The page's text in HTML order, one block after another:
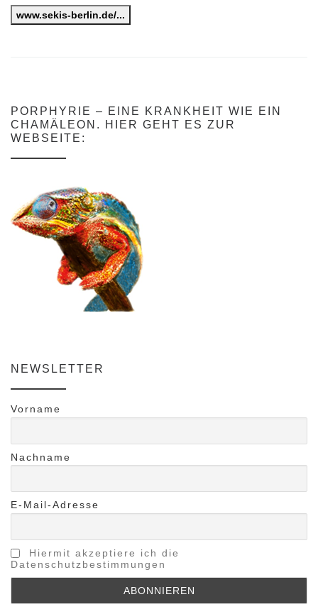
www.sekis-berlin.de/...
PORPHYRIE – EINE KRANKHEIT WIE EIN
CHAMÄLEON. HIER GEHT ES ZUR
WEBSEITE:
NEWSLETTER
Vorname
Nachname
E-Mail-Adresse
Hiermit akzeptiere ich die
Datenschutzbestimmungen